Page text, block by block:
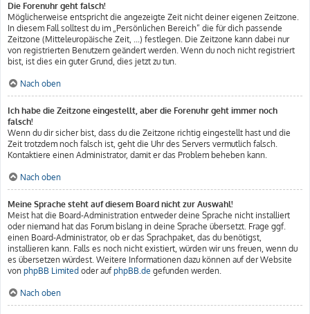
Die Forenuhr geht falsch!
Möglicherweise entspricht die angezeigte Zeit nicht deiner eigenen Zeitzone.
In diesem Fall solltest du im „Persönlichen Bereich“ die für dich passende
Zeitzone (Mitteleuropäische Zeit, ...) festlegen. Die Zeitzone kann dabei nur
von registrierten Benutzern geändert werden. Wenn du noch nicht registriert
bist, ist dies ein guter Grund, dies jetzt zu tun.
Nach oben
Ich habe die Zeitzone eingestellt, aber die Forenuhr geht immer noch
falsch!
Wenn du dir sicher bist, dass du die Zeitzone richtig eingestellt hast und die
Zeit trotzdem noch falsch ist, geht die Uhr des Servers vermutlich falsch.
Kontaktiere einen Administrator, damit er das Problem beheben kann.
Nach oben
Meine Sprache steht auf diesem Board nicht zur Auswahl!
Meist hat die Board-Administration entweder deine Sprache nicht installiert
oder niemand hat das Forum bislang in deine Sprache übersetzt. Frage ggf.
einen Board-Administrator, ob er das Sprachpaket, das du benötigst,
installieren kann. Falls es noch nicht existiert, würden wir uns freuen, wenn du
es übersetzen würdest. Weitere Informationen dazu können auf der Website
von phpBB Limited oder auf phpBB.de gefunden werden.
Nach oben